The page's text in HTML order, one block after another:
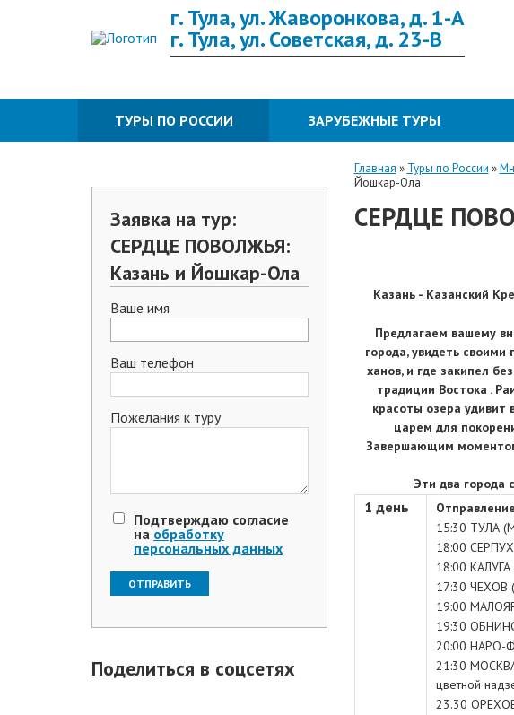
г. Тула, ул. Жаворонкова, д. 1-А
г. Тула, ул. Советская, д. 23-В
ТУРЫ ПО РОССИИ ЗАРУБЕЖНЫЕ ТУРЫ
Заявка на тур:
СЕРДЦЕ ПОВОЛЖЬЯ:
Казань и Йошкар-Ола
Ваше имя
Ваш телефон
Пожелания к туру
Подтверждаю согласие
на обработку
персональных данных
Поделиться в соцсетях
Главная » Туры по России »
Йошкар-Ола
СЕРДЦЕ
Казань - Казанский
Предлагаем вашему
города, увидеть
ханов, и где закипел
традиции Востока .
красоты озера удивит
царем для
Завершающим
Эти два города
1 день
15:30 ТУЛА
18:00
18:00 КАЛУГА
17:30 ЧЕХОВ
19:00
19:30
20:00 НАРО-
21:30 МОСКВА
цветной
23.30